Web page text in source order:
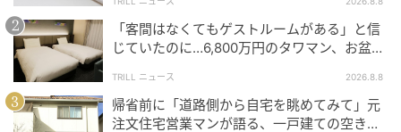
【エピソード募集】日常のちょっとした体験、TRILL
でシェアしませんか？【2分で完了・匿名】
次の記事
「客間はなくてもゲストルームがある」と信
じていたのに…6,800万円のタワマン、お盆に
た】
TRILL ニュース 2026.8.8
帰省前に「道路側から自宅を眺めてみて」元
注文住宅営業マンが語る、一戸建ての空き巣